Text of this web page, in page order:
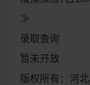
≫
录取查询
暂未开放
版权所有：河